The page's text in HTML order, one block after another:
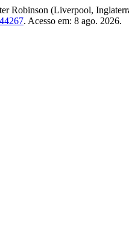
Robinson (Liverpool,
. Acesso em: 8 ago. 2026.